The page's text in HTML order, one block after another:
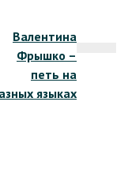
Валентина
Фрышко –
петь на
языках